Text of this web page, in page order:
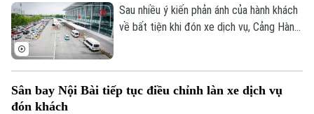
Sau nhiều ý kiến phản ánh của hành khách
về bất tiện khi đón xe dịch vụ, Cảng Hàng
bổ sung lực lượng hỗ trợ ngay tại nhà ga.
Sân bay Nội Bài tiếp tục điều chỉnh làn xe dịch vụ
đón khách